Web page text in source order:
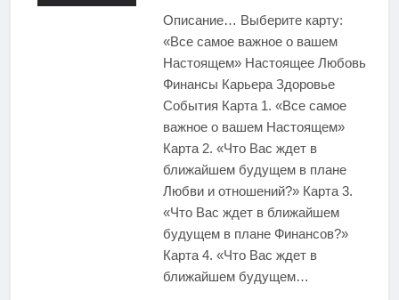
Описание… Выберите карту:
«Все самое важное о вашем
Настоящем» Настоящее Любовь
Финансы Карьера Здоровье
События Карта 1. «Все самое
важное о вашем Настоящем»
Карта 2. «Что Вас ждет в
ближайшем будущем в плане
Любви и отношений?» Карта 3.
«Что Вас ждет в ближайшем
будущем в плане Финансов?»
Карта 4. «Что Вас ждет в
ближайшем будущем…